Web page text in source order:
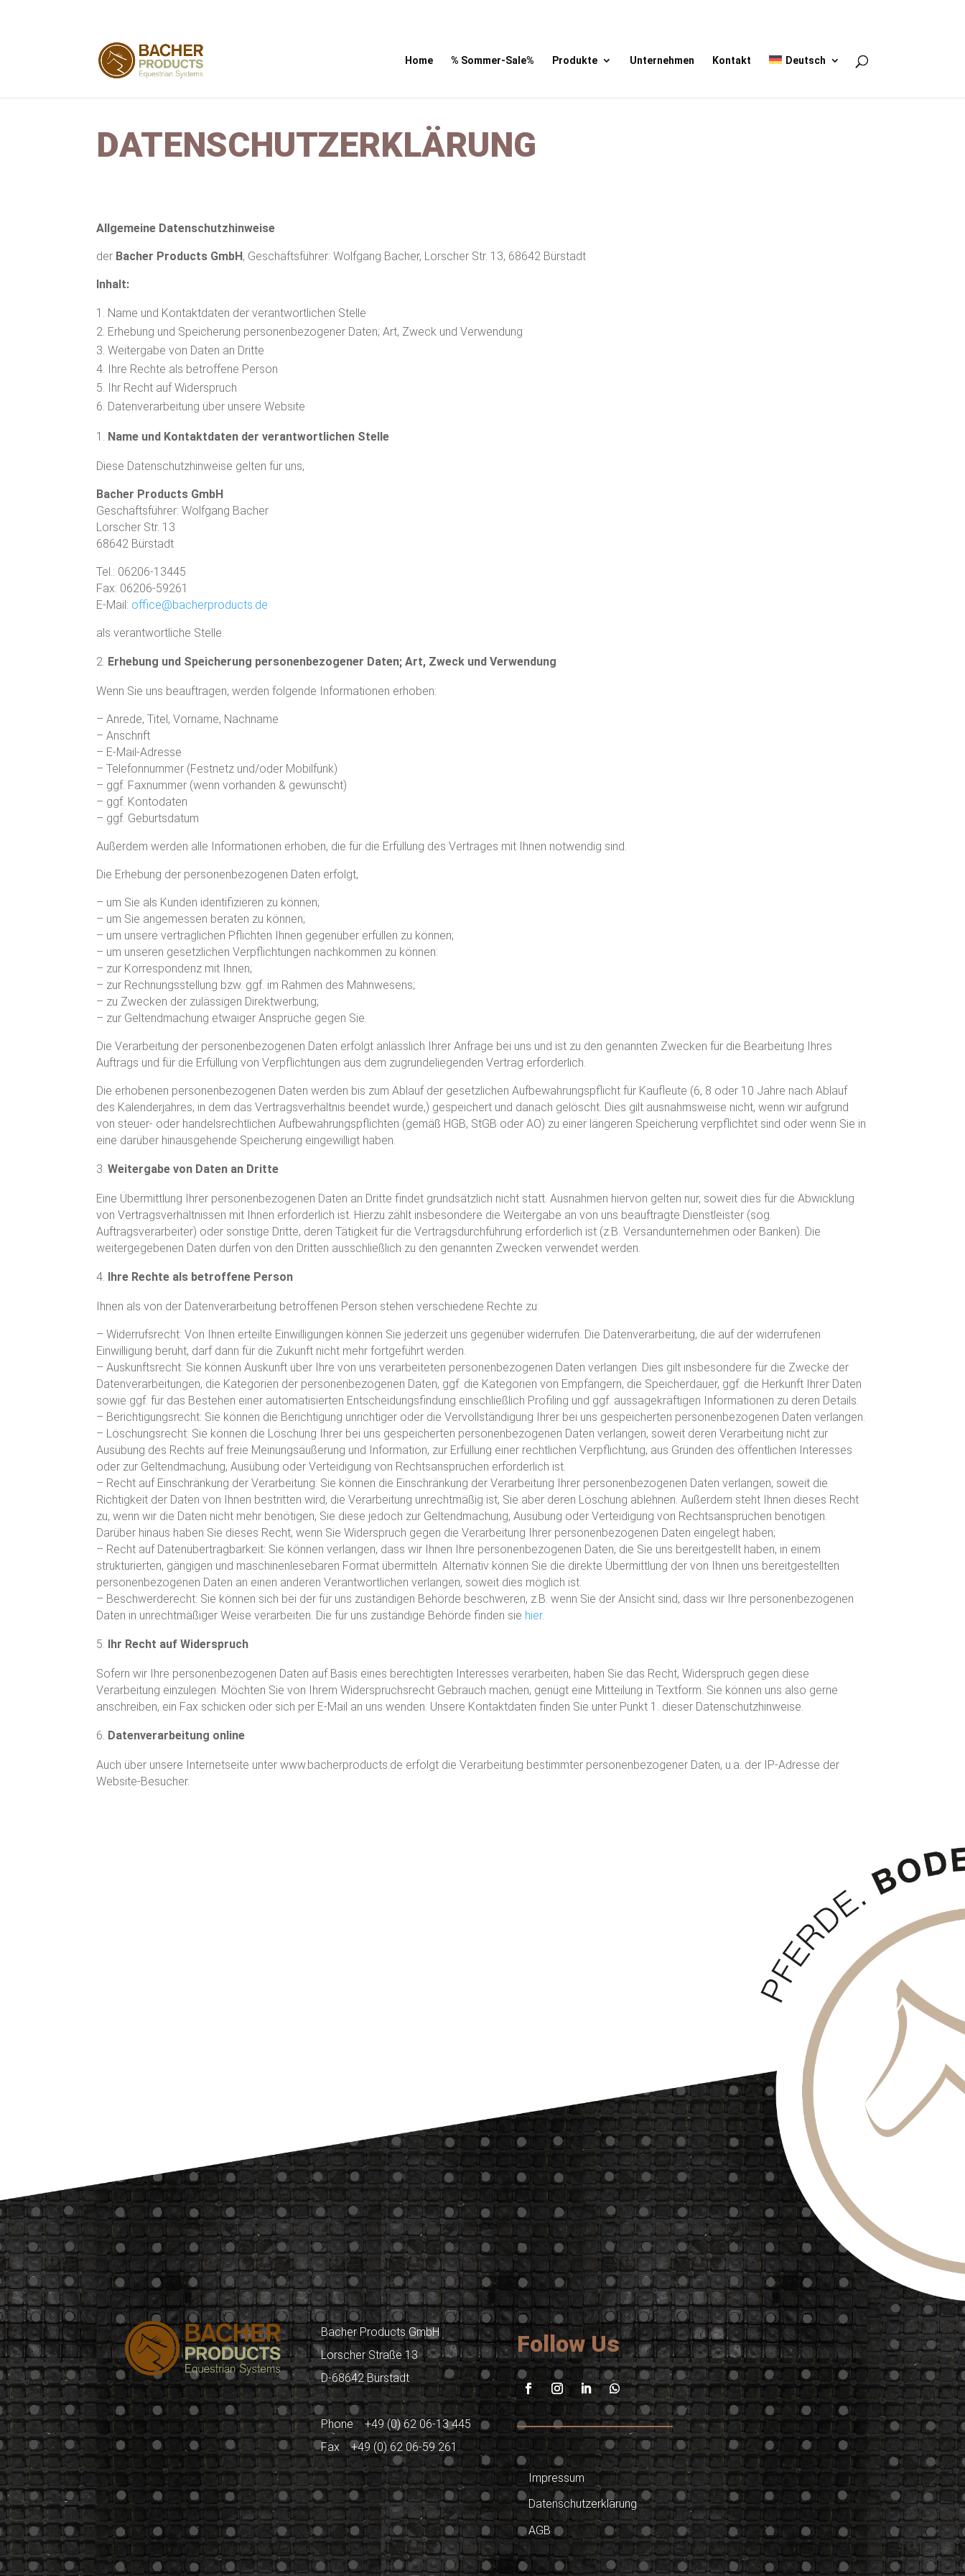
Home % Sommer-Sale% Produkte Unternehmen Kontakt Deutsch
DATENSCHUTZERKLÄRUNG
Allgemeine Datenschutzhinweise
der Bacher Products GmbH, Geschäftsführer: Wolfgang Bacher, Lorscher Str. 13, 68642 Bürstadt
Inhalt:
Name und Kontaktdaten der verantwortlichen Stelle
Erhebung und Speicherung personenbezogener Daten; Art, Zweck und Verwendung
Weitergabe von Daten an Dritte
Ihre Rechte als betroffene Person
Ihr Recht auf Widerspruch
Datenverarbeitung über unsere Website
Name und Kontaktdaten der verantwortlichen Stelle
Diese Datenschutzhinweise gelten für uns,
Bacher Products GmbH
Geschäftsführer: Wolfgang Bacher
Lorscher Str. 13
68642 Bürstadt
Tel.: 06206-13445
Fax: 06206-59261
E-Mail: office@bacherproducts.de
als verantwortliche Stelle.
Erhebung und Speicherung personenbezogener Daten; Art, Zweck und Verwendung
Wenn Sie uns beauftragen, werden folgende Informationen erhoben:
– Anrede, Titel, Vorname, Nachname
– Anschrift
– E-Mail-Adresse
– Telefonnummer (Festnetz und/oder Mobilfunk)
– ggf. Faxnummer (wenn vorhanden & gewünscht)
– ggf. Kontodaten
– ggf. Geburtsdatum
Außerdem werden alle Informationen erhoben, die für die Erfüllung des Vertrages mit Ihnen notwendig sind.
Die Erhebung der personenbezogenen Daten erfolgt,
– um Sie als Kunden identifizieren zu können;
– um Sie angemessen beraten zu können;
– um unsere vertraglichen Pflichten Ihnen gegenüber erfüllen zu können;
– um unseren gesetzlichen Verpflichtungen nachkommen zu können:
– zur Korrespondenz mit Ihnen;
– zur Rechnungsstellung bzw. ggf. im Rahmen des Mahnwesens;
– zu Zwecken der zulässigen Direktwerbung;
– zur Geltendmachung etwaiger Ansprüche gegen Sie.
Die Verarbeitung der personenbezogenen Daten erfolgt anlässlich Ihrer Anfrage bei uns und ist zu den genannten Zwecken für die Bearbeitung Ihres
Auftrags und für die Erfüllung von Verpflichtungen aus dem zugrundeliegenden Vertrag erforderlich.
Die erhobenen personenbezogenen Daten werden bis zum Ablauf der gesetzlichen Aufbewahrungspflicht für Kaufleute (6, 8 oder 10 Jahre nach Ablauf
des Kalenderjahres, in dem das Vertragsverhältnis beendet wurde,) gespeichert und danach gelöscht. Dies gilt ausnahmsweise nicht, wenn wir aufgrund
von steuer- oder handelsrechtlichen Aufbewahrungspflichten (gemäß HGB, StGB oder AO) zu einer längeren Speicherung verpflichtet sind oder wenn Sie in
eine darüber hinausgehende Speicherung eingewilligt haben.
Weitergabe von Daten an Dritte
Eine Übermittlung Ihrer personenbezogenen Daten an Dritte findet grundsätzlich nicht statt. Ausnahmen hiervon gelten nur, soweit dies für die Abwicklung
von Vertragsverhältnissen mit Ihnen erforderlich ist. Hierzu zählt insbesondere die Weitergabe an von uns beauftragte Dienstleister (sog.
Auftragsverarbeiter) oder sonstige Dritte, deren Tätigkeit für die Vertragsdurchführung erforderlich ist (z.B. Versandunternehmen oder Banken). Die
weitergegebenen Daten dürfen von den Dritten ausschließlich zu den genannten Zwecken verwendet werden.
Ihre Rechte als betroffene Person
Ihnen als von der Datenverarbeitung betroffenen Person stehen verschiedene Rechte zu:
– Widerrufsrecht: Von Ihnen erteilte Einwilligungen können Sie jederzeit uns gegenüber widerrufen. Die Datenverarbeitung, die auf der widerrufenen
Einwilligung beruht, darf dann für die Zukunft nicht mehr fortgeführt werden.
– Auskunftsrecht: Sie können Auskunft über Ihre von uns verarbeiteten personenbezogenen Daten verlangen. Dies gilt insbesondere für die Zwecke der
Datenverarbeitungen, die Kategorien der personenbezogenen Daten, ggf. die Kategorien von Empfängern, die Speicherdauer, ggf. die Herkunft Ihrer Daten
sowie ggf. für das Bestehen einer automatisierten Entscheidungsfindung einschließlich Profiling und ggf. aussagekräftigen Informationen zu deren Details.
– Berichtigungsrecht: Sie können die Berichtigung unrichtiger oder die Vervollständigung Ihrer bei uns gespeicherten personenbezogenen Daten verlangen.
– Löschungsrecht: Sie können die Löschung Ihrer bei uns gespeicherten personenbezogenen Daten verlangen, soweit deren Verarbeitung nicht zur
Ausübung des Rechts auf freie Meinungsäußerung und Information, zur Erfüllung einer rechtlichen Verpflichtung, aus Gründen des öffentlichen Interesses
oder zur Geltendmachung, Ausübung oder Verteidigung von Rechtsansprüchen erforderlich ist.
– Recht auf Einschränkung der Verarbeitung: Sie können die Einschränkung der Verarbeitung Ihrer personenbezogenen Daten verlangen, soweit die
Richtigkeit der Daten von Ihnen bestritten wird, die Verarbeitung unrechtmäßig ist, Sie aber deren Löschung ablehnen. Außerdem steht Ihnen dieses Recht
zu, wenn wir die Daten nicht mehr benötigen, Sie diese jedoch zur Geltendmachung, Ausübung oder Verteidigung von Rechtsansprüchen benötigen.
Darüber hinaus haben Sie dieses Recht, wenn Sie Widerspruch gegen die Verarbeitung Ihrer personenbezogenen Daten eingelegt haben;
– Recht auf Datenübertragbarkeit: Sie können verlangen, dass wir Ihnen Ihre personenbezogenen Daten, die Sie uns bereitgestellt haben, in einem
strukturierten, gängigen und maschinenlesebaren Format übermitteln. Alternativ können Sie die direkte Übermittlung der von Ihnen uns bereitgestellten
personenbezogenen Daten an einen anderen Verantwortlichen verlangen, soweit dies möglich ist.
– Beschwerderecht: Sie können sich bei der für uns zuständigen Behörde beschweren, z.B. wenn Sie der Ansicht sind, dass wir Ihre personenbezogenen
Daten in unrechtmäßiger Weise verarbeiten. Die für uns zuständige Behörde finden sie hier.
Ihr Recht auf Widerspruch
Sofern wir Ihre personenbezogenen Daten auf Basis eines berechtigten Interesses verarbeiten, haben Sie das Recht, Widerspruch gegen diese
Verarbeitung einzulegen. Möchten Sie von Ihrem Widerspruchsrecht Gebrauch machen, genügt eine Mitteilung in Textform. Sie können uns also gerne
anschreiben, ein Fax schicken oder sich per E-Mail an uns wenden. Unsere Kontaktdaten finden Sie unter Punkt 1. dieser Datenschutzhinweise.
Datenverarbeitung online
Auch über unsere Internetseite unter www.bacherproducts.de erfolgt die Verarbeitung bestimmter personenbezogener Daten, u.a. der IP-Adresse der
Website-Besucher.
Bacher Products GmbH
Lorscher Straße 13
D-68642 Bürstadt
Phone +49 (0) 62 06-13 445
Fax +49 (0) 62 06-59 261
Follow Us
Impressum
Datenschutzerklärung
AGB